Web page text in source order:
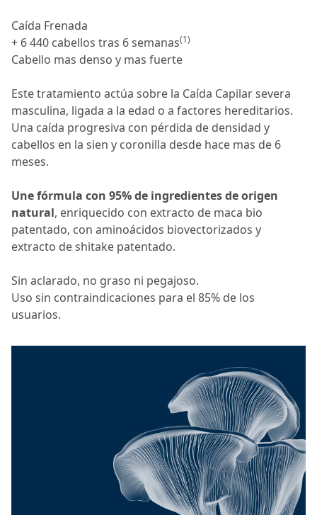
Caída Frenada
+ 6 440 cabellos tras 6 semanas(1)
Cabello mas denso y mas fuerte
Este tratamiento actúa sobre la Caída Capilar severa
masculina, ligada a la edad o a factores hereditarios.
Una caída progresiva con pérdida de densidad y
cabellos en la sien y coronilla desde hace mas de 6
meses.
Une fórmula con 95% de ingredientes de origen
natural, enriquecido con extracto de maca bio
patentado, con aminoácidos biovectorizados y
extracto de shitake patentado.
Sin aclarado, no graso ni pegajoso.
Uso sin contraindicaciones para el 85% de los
usuarios.